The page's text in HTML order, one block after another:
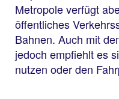
Metropole verfügt
öffentliches
Bahnen. Auch mit
jedoch empfiehlt es
nutzen oder den